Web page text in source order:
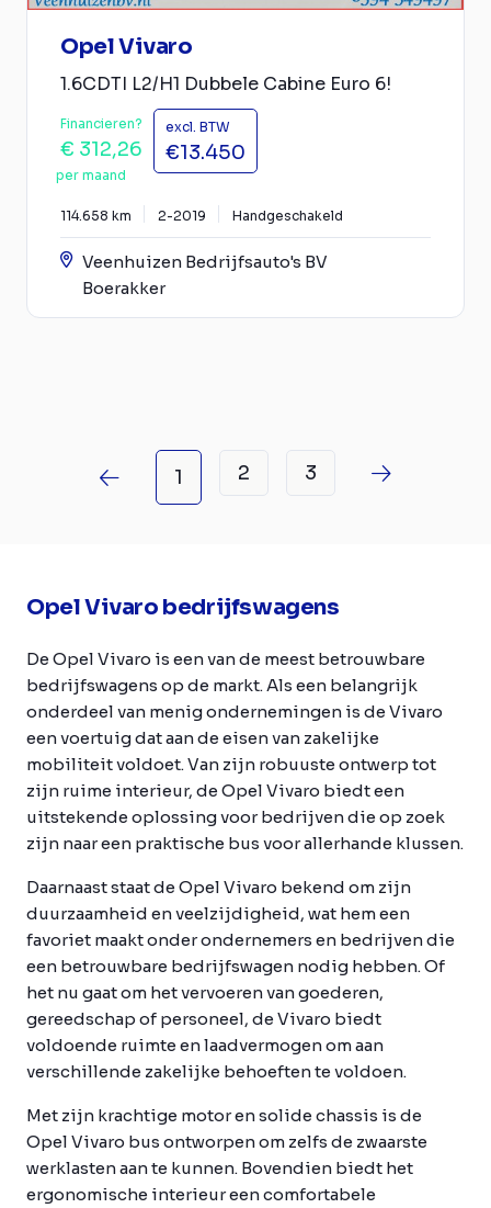
Opel Vivaro
1.6CDTI L2/H1 Dubbele Cabine Euro 6!
Financieren?
€ 312,26
per maand
excl. BTW
€13.450
114.658 km 2-2019 Handgeschakeld
Veenhuizen Bedrijfsauto's BV
Boerakker
1 2 3
Opel Vivaro bedrijfswagens
De Opel Vivaro is een van de meest betrouwbare
bedrijfswagens op de markt. Als een belangrijk
onderdeel van menig ondernemingen is de Vivaro
een voertuig dat aan de eisen van zakelijke
mobiliteit voldoet. Van zijn robuuste ontwerp tot
zijn ruime interieur, de Opel Vivaro biedt een
uitstekende oplossing voor bedrijven die op zoek
zijn naar een praktische bus voor allerhande klussen.
Daarnaast staat de Opel Vivaro bekend om zijn
duurzaamheid en veelzijdigheid, wat hem een
favoriet maakt onder ondernemers en bedrijven die
een betrouwbare bedrijfswagen nodig hebben. Of
het nu gaat om het vervoeren van goederen,
gereedschap of personeel, de Vivaro biedt
voldoende ruimte en laadvermogen om aan
verschillende zakelijke behoeften te voldoen.
Met zijn krachtige motor en solide chassis is de
Opel Vivaro bus ontworpen om zelfs de zwaarste
werklasten aan te kunnen. Bovendien biedt het
ergonomische interieur een comfortabele